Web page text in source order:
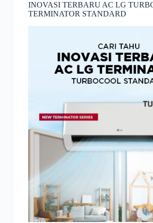
INOVASI TERBARU AC LG
TERMINATOR STANDARD